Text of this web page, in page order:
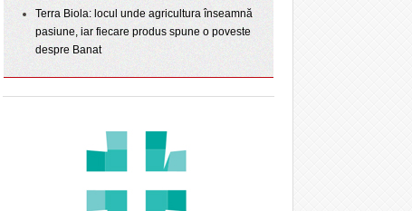
Terra Biola: locul unde agricultura înseamnă
pasiune, iar fiecare produs spune o poveste
despre Banat